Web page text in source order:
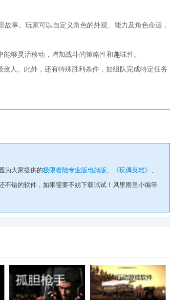
事。玩家可以自定义角色的外观、能力及角色命运，
够灵活移动，增加战斗的策略性和趣味性。
人。此外，还有特殊胜利条件，如组队完成特定任务
为大家提供的极限着陆专业版电脑版、 《玩偶英雄》 、
不错的软件，如果需要不妨下载试试！风里雨里小编等